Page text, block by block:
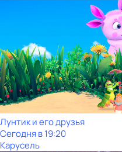
Лунтик и его друзья
Сегодня в 19:20
Карусель